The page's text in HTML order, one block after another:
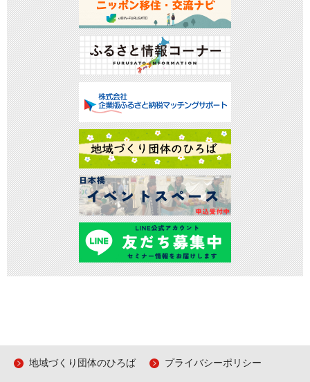
地域づくり団体のひろば プライバシーポリシー